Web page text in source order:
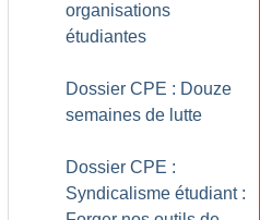
organisations
étudiantes
Dossier CPE : Douze
semaines de lutte
Dossier CPE :
Syndicalisme étudiant :